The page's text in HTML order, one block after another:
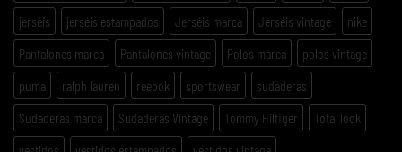
jerséis
jerséis estampados Jerséis marca Jerséis vintage
nike
Pantalones marca
Pantalones vintage Polos marca
polos vintage
puma
ralph lauren reebok sportswear
sudaderas
Sudaderas marca
Sudaderas Vintage Tommy Hilfiger
Total look